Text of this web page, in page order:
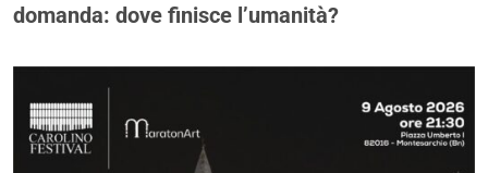
domanda: dove finisce l’umanità?